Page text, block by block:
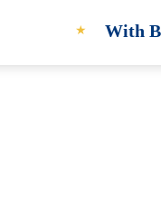
★ With